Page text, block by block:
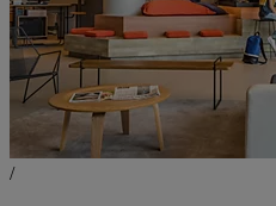
/